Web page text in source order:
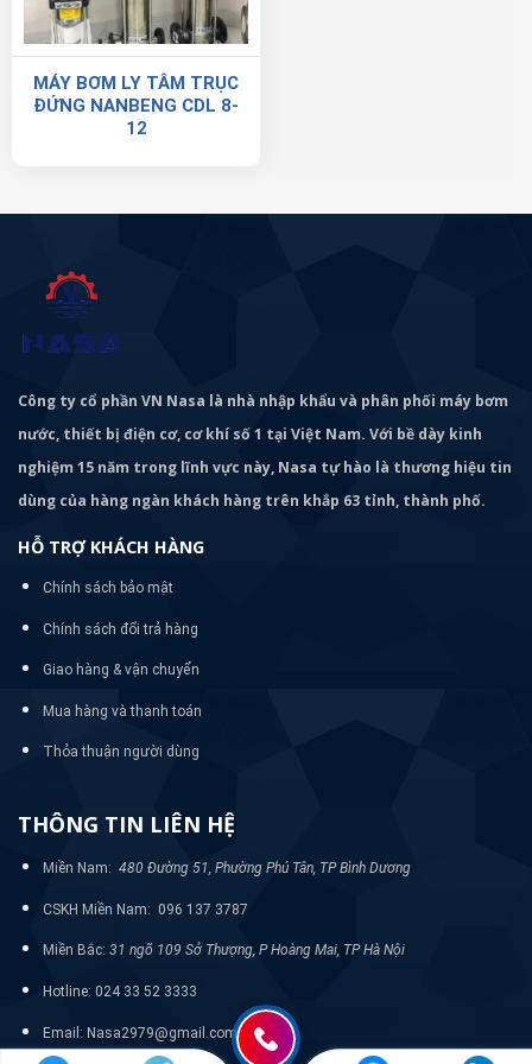
MÁY BƠM LY TÂM TRỤC
ĐỨNG NANBENG CDL 8-
12
Công ty cổ phần VN Nasa là nhà nhập khẩu và phân phối máy bơm
nước, thiết bị điện cơ, cơ khí số 1 tại Việt Nam. Với bề dày kinh
nghiệm 15 năm trong lĩnh vực này, Nasa tự hào là thương hiệu tin
dùng của hàng ngàn khách hàng trên khắp 63 tỉnh, thành phố.
HỖ TRỢ KHÁCH HÀNG
Chính sách bảo mật
Chính sách đổi trả hàng
Giao hàng & vận chuyển
Mua hàng và thanh toán
Thỏa thuận người dùng
THÔNG TIN LIÊN HỆ
Miền Nam: 480 Đường 51, Phường Phú Tân, TP Bình Dương
CSKH Miền Nam: 096 137 3787
Miền Bắc: 31 ngõ 109 Sở Thượng, P Hoàng Mai, TP Hà Nội
Hotline: 024 33 52 3333
Email: Nasa2979@gmail.com